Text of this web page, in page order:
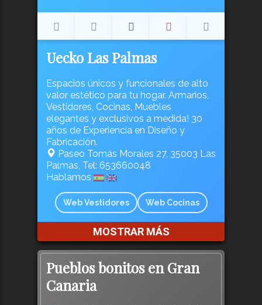
Uecko Las Palmas
Espacios únicos y funcionales de alto
valor estético para tu hogar. Armarios,
Vestidores, Cocinas, Muebles
elegantes y exclusivos a medida! 30
años de Experiencia en Diseño y
Fabricación.
Paseo Tomás Morales 27, 35003 Las
Palmas, Tel: 653660048
Hablamos
Web Vestidores Web Cocinas
MOSTRAR MÁS
Pueblos bonitos en Gran
Canaria